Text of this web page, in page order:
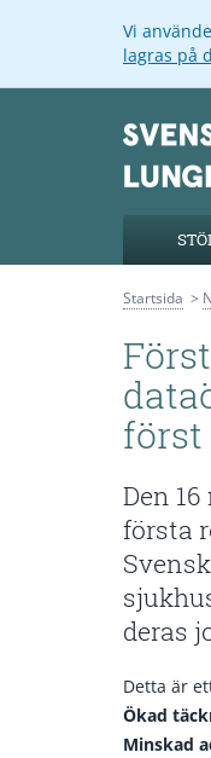
Vi
lagras på
Startsida
först
Den
första
deras
Detta är
Ökad
Minskad